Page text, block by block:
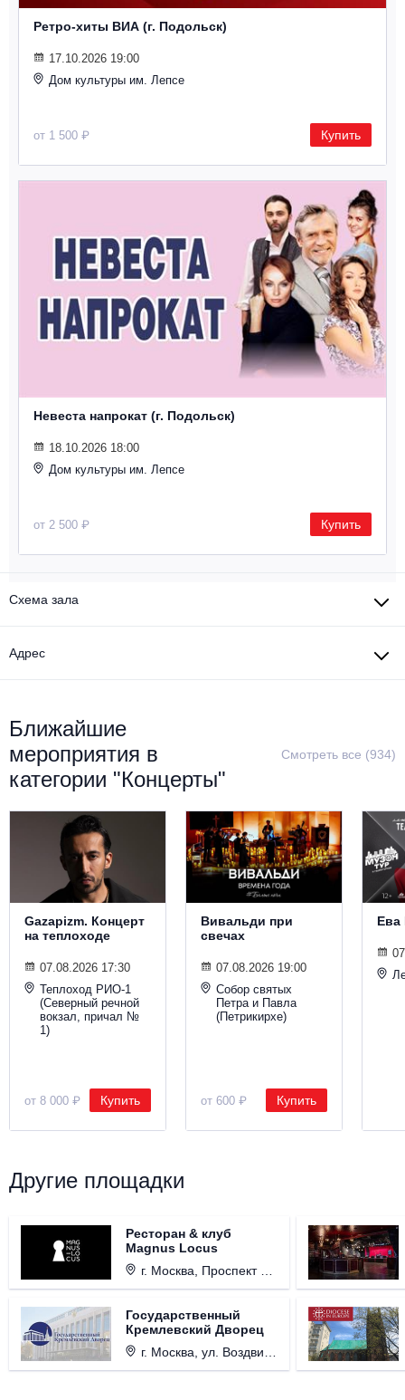
Ретро-хиты ВИА (г. Подольск)
17.10.2026 19:00
Дом культуры им. Лепсе
от 1 500 ₽ Купить
Невеста напрокат (г. Подольск)
18.10.2026 18:00
Дом культуры им. Лепсе
от 2 500 ₽ Купить
Схема зала
Адрес
Ближайшие
мероприятия в
категории "Концерты"
Смотреть все (934)
Gazapizm. Концерт
на теплоходе
07.08.2026 17:30
Теплоход РИО-1
(Северный речной
вокзал, причал №
1)
от 8 000 ₽ Купить
Вивальди при
свечах
07.08.2026 19:00
Собор святых
Петра и Павла
(Петрикирхе)
от 600 ₽ Купить
Ева
Другие площадки
Ресторан & клуб
Magnus Locus
г. Москва, Проспект Мира, д. 12, стр. 9.
Государственный
Кремлевский Дворец
г. Москва, ул. Воздвиженка, д. 1, Кремль.